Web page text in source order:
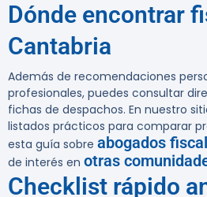
Dónde encontrar
Cantabria
Además de recomendaciones
profesionales, puedes consultar
fichas de despachos. En nuestro
listados prácticos para comparar
esta guía sobre abogados
de interés en otras
Checklist rápido